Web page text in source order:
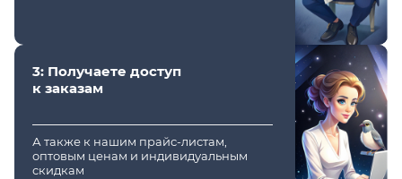
3: Получаете доступ
к заказам
А также к нашим прайс-листам,
оптовым ценам и индивидуальным
скидкам